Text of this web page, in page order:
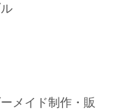
メイド制作・販